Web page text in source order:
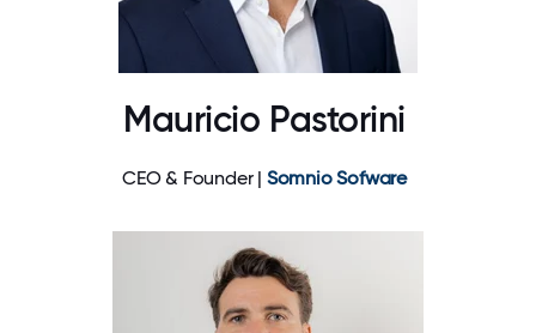
Mauricio Pastorini
CEO & Founder | Somnio Sofware